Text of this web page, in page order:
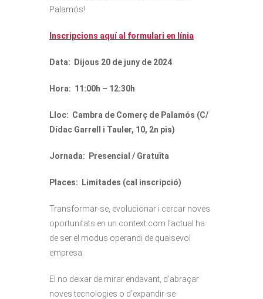
Palamós!
Inscripcions aquí al formulari en línia
Data: Dijous 20 de juny de 2024
Hora: 11:00h – 12:30h
Lloc: Cambra de Comerç de Palamós (C/
Dídac Garrell i Tauler, 10, 2n pis)
Jornada: Presencial / Gratuïta
Places: Limitades (cal inscripció)
Transformar-se, evolucionar i cercar noves
oportunitats en un context com l’actual ha
de ser el modus operandi de qualsevol
empresa.
El no deixar de mirar endavant, d’abraçar
noves tecnologies o d’expandir-se